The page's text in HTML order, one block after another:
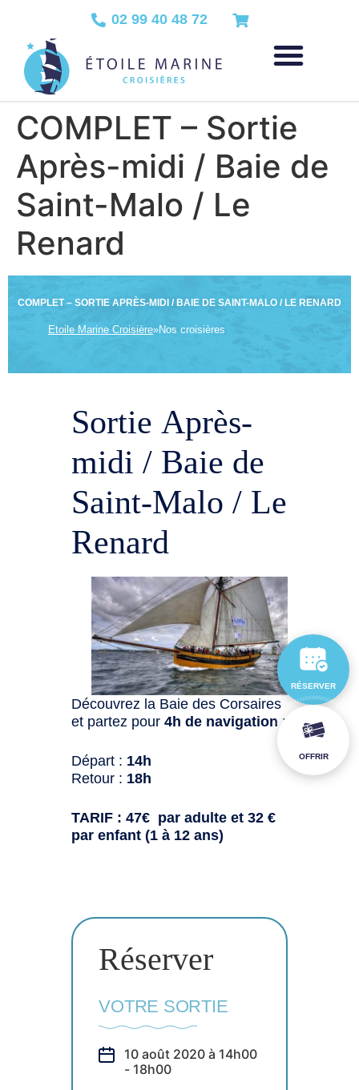
02 99 40 48 72
COMPLET – Sortie
Après-midi / Baie de
Saint-Malo / Le
Renard
COMPLET – SORTIE APRÈS-MIDI / BAIE DE SAINT-MALO / LE RENARD
Etoile Marine Croisière»Nos croisières
Sortie Après-
midi / Baie de
Saint-Malo / Le
Renard
Découvrez la Baie des Corsaires
et partez pour4h de navigation :
Départ : 14h
Retour : 18h
TARIF : 47€ par adulte et 32 €
par enfant (1 à 12 ans)
Réserver
VOTRE SORTIE
10 août 2020 à 14h00
- 18h00
RÉSERVER
OFFRIR